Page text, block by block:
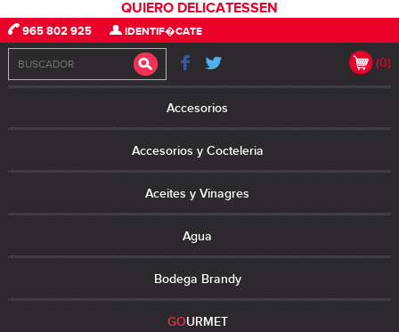
965 802 925 IDENTIF�CATE
(0)
Accesorios
Accesorios y Cocteleria
Aceites y Vinagres
Agua
Bodega Brandy
GOURMET
QUIERO DELICATESSEN